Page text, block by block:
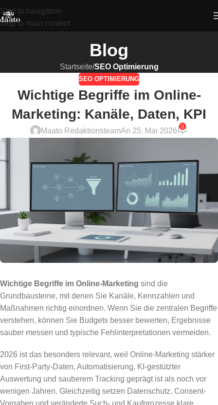
Skip to navigation
Skip to main content
Blog
Startseite/SEO Optimierung
SEO OPTIMIERUNG
Wichtige Begriffe im Online-
Marketing: Kanäle, Daten, KPI
Maato RedaktionsteamAn 25. Mai 2026
0
Wichtige Begriffe im Online-Marketing sind die
Grundbausteine, mit denen Sie Kanäle, Kennzahlen und
Maßnahmen richtig einordnen. Wenn Sie die zentralen Begriffe
verstehen, können Sie Budgets besser bewerten, Ergebnisse
sauber messen und typische Fehlinterpretationen vermeiden.
2026 ist das besonders relevant, weil Online-Marketing stärker
von First-Party-Daten, Automatisierung, KI-gestützter
Auswertung und sauberem Tracking geprägt ist als noch vor
wenigen Jahren. Gleichzeitig setzen Datenschutz, Consent-
Vorgaben und veränderte Such- und Kaufprozesse klare